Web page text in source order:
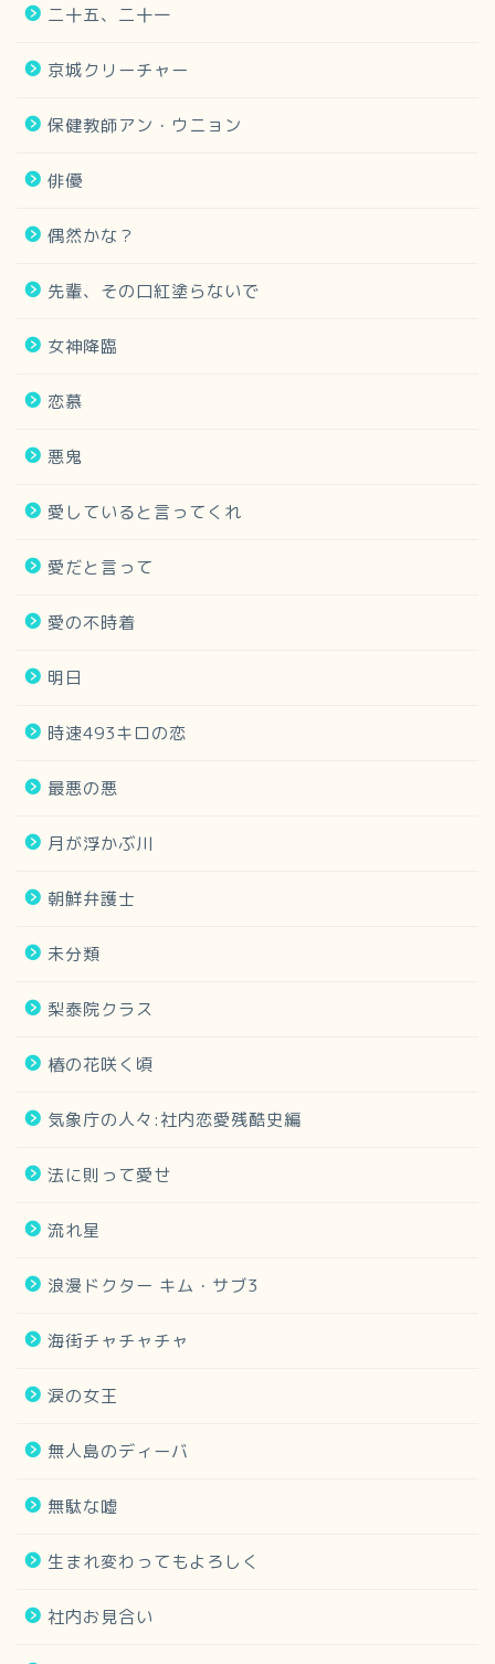
二十五、二十一
京城クリーチャー
保健教師アン・ウニョン
俳優
偶然かな？
先輩、その口紅塗らないで
女神降臨
恋慕
悪鬼
愛していると言ってくれ
愛だと言って
愛の不時着
明日
時速493キロの恋
最悪の悪
月が浮かぶ川
朝鮮弁護士
未分類
梨泰院クラス
椿の花咲く頃
気象庁の人々:社内恋愛残酷史編
法に則って愛せ
流れ星
浪漫ドクター キム・サブ3
海街チャチャチャ
涙の女王
無人島のディーバ
無駄な嘘
生まれ変わってもよろしく
社内お見合い